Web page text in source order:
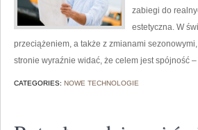
zabiegi do
estetyczna. W
przeciążeniem, a także z zmianami
stronie wyraźnie widać, że celem jest spójność
CATEGORIES: NOWE TECHNOLOGIE